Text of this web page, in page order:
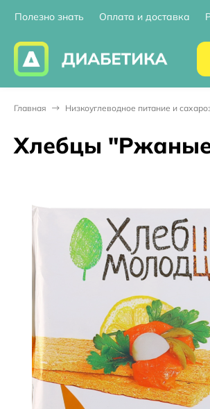
Полезно знать Оплата и доставка
Главная Низкоуглеводное питание и
Хлебцы